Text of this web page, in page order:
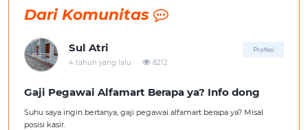
Dari Komunitas
Sul Atri Profesi
4 tahun yang lalu . 8212
Gaji Pegawai Alfamart Berapa ya? Info dong
Suhu saya ingin bertanya, gaji pegawai alfamart berapa ya? Misal
posisi kasir.